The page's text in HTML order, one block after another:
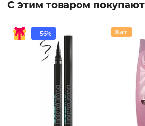
С этим товаром покупают
-56%